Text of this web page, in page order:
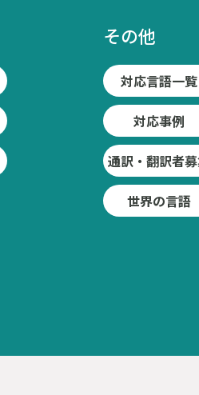
その他
対応言語一覧
対応事例
通訳・翻訳者
世界の言語